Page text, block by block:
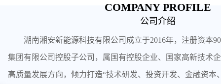
COMPANY PROFILE
公司介绍
湖南湘安新能源科技有限公司成立于2016年，注册资本
集团有限公司控股子公司，属国有控股企业、国家高新技术
高质量发展方向，倾力打造“技术研发、投资开发、金融资本